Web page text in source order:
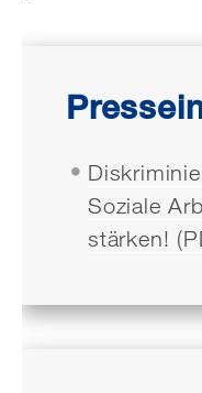
Soziale
stärken!